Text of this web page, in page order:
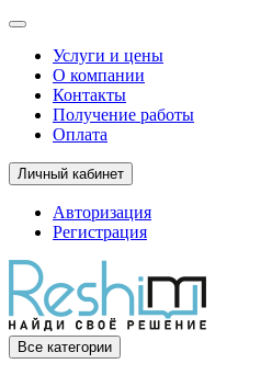
Услуги и цены
О компании
Контакты
Получение работы
Оплата
Личный кабинет
Авторизация
Регистрация
Все категории